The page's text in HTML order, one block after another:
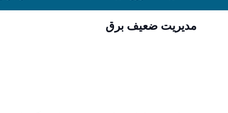
مدیریت ضعیف برق